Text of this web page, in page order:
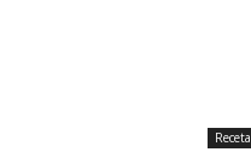
Receta